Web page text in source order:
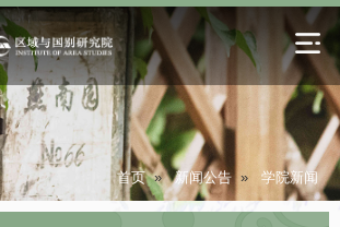
首页 » 新闻公告 » 学院新闻